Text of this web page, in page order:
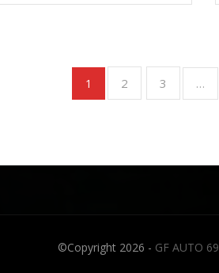
1 2 3 …
©Copyright 2026 - GF AUTO 69